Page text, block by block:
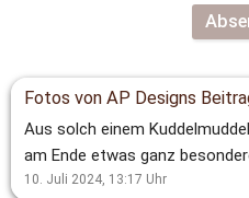
Fotos von AP Designs
Aus solch einem
am Ende etwas ganz
#kuddelmuddel #dortmund
10. Juli 2024, 13:17 Uhr